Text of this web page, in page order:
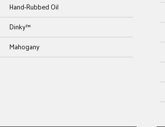
Hand-Rubbed Oil
Dinky™
Mahogany